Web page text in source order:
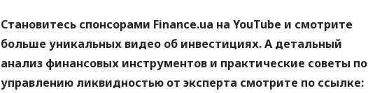
Становитесь спонсорами Finance.ua на YouTube и смотрите
больше уникальных видео об инвестициях. А детальный
анализ финансовых инструментов и практические советы по
управлению ликвидностью от эксперта смотрите по ссылке: